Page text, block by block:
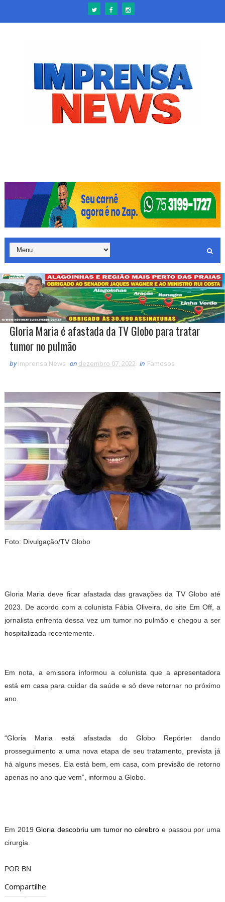
Gloria Maria é afastada da TV Globo para tratar
tumor no pulmão
by Imprensa News on dezembro 07, 2022 in Famosos
Foto: Divulgação/TV Globo
Gloria Maria deve ficar afastada das gravações da TV Globo até
2023. De acordo com a colunista Fábia Oliveira, do site Em Off, a
jornalista enfrenta dessa vez um tumor no pulmão e chegou a ser
hospitalizada recentemente.
Em nota, a emissora informou a colunista que a apresentadora
está em casa para cuidar da saúde e só deve retornar no próximo
ano.
“Gloria Maria está afastada do Globo Repórter dando
prosseguimento a uma nova etapa de seu tratamento, prevista já
há alguns meses. Ela está bem, em casa, com previsão de retorno
apenas no ano que vem”, informou a Globo.
Em 2019Gloria descobriu um tumor no cérebro e passou por uma
cirurgia.
POR BN
Compartilhe